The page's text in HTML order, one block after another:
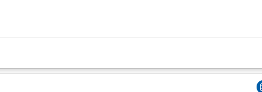
model biznesowy. Dbanie o wysoką jakość obsługi. Monitorowanie